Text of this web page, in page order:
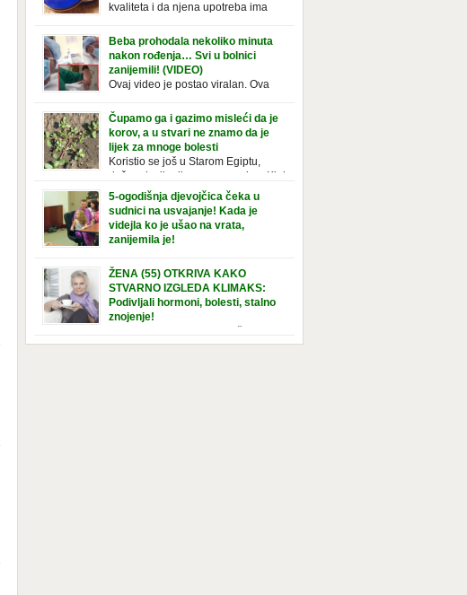
kvaliteta i da njena upotreba ima
sljedeće o njoj. Nivea krema u klasičnoj, plavoj
kutiji, prepoznatljivog mirisa i jednostavne
formule, jeste nezamenljiv inventar u kupatilima i
muškaraca i žena. Mnogi ljudi se ne odvajaju od
nje, pa je čak nose sa […]
Beba prohodala nekoliko minuta
nakon rođenja… Svi u bolnici
zanijemili! (VIDEO)
Ovaj video je postao viralan. Ova
korake. To je mnoge nasmijalo. Ovaj video je baš
neobičan. Ne viđamo baš često ovakve korake
kod novorođenih beba. Video je snimila babica,
pregledalo ga je preko 80 miliona ljudi. Ove
babice su ostale u čudu nakon što su vidjeli kako
Čupamo ga i gazimo misleći da je
korov, a u stvari ne znamo da je
lijek za mnoge bolesti
Koristio se još u Starom Egiptu,
duže od milenijuma se uzgaja u Kini
i Indiji, Francuzi od njega prave različita
tradicionalna jela i čorbe… Jedino mi gazimo po
njemu, čupamo ga i bacamo kao korov! Tušt je
jednogodišnji, ali vrlo uporan “korov” koji, ka­da
nam se jednom nastani u bašti ili dvorištu, teško
5-ogodišnja djevojčica čeka u
sudnici na usvajanje! Kada je
videjla ko je ušao na vrata,
zanijemila je!
zbrinuta u hraniteljskoj porodici. Sada, u svojoj 5.
godini, dočekala je momenat usvajanja, kada će
dobiti novu, stalnu porodicu. Ovaj dan je bio
veoma poseban za djevojčicu i njenu novu
porodicu, ali je uskoro postao još čarobniji,
ŽENA (55) OTKRIVA KAKO
STVARNO IZGLEDA KLIMAKS:
Podivljali hormoni, bolesti, stalno
znojenje!
“Bila sam slomljena, naslušala sam
se o tome da ću uskoro izgledati kao da imam